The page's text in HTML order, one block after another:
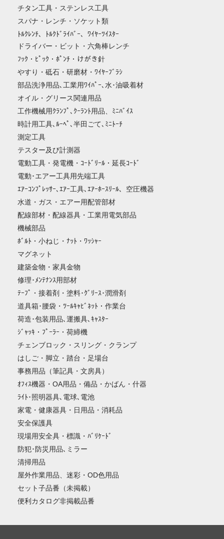
チタン工具・ステンレス工具
スパナ・レンチ・ソケット類
ﾄﾙｸﾚﾝﾁ、ﾄﾙｸﾄﾞﾗｲﾊﾞｰ、ﾜｲﾔｰﾂｲｽﾀｰ
ドライバー・ビット・六角棒レンチ
ﾌｯｸ・ﾋﾟｯｸ・ﾎﾟﾝﾁ・けがき針
やすり・砥石・研磨材・ﾜｲﾔｰﾌﾞﾗｼ
部品洗浄用品､工業用ﾜｲﾊﾟｰ､水･油吸着材
オイル・グリース関連用品
工作機械用ｸﾗﾝﾌﾟ､ｸｰﾗﾝﾄ用品、ﾐﾆﾊﾞｲｽ
時計用工具､ﾙｰﾍﾟ､半田ごて､ﾐﾆﾄｰﾁ
測定工具
テスター及び計測器
電動工具・発電機・ｺｰﾄﾞﾘｰﾙ・延長ｺｰﾄﾞ
電動･エアー工具用先端工具
ｴｱｰｺﾝﾌﾟﾚｯｻｰ､ｴｱｰ工具､ｴｱｰﾎｰｽﾘｰﾙ、空圧機器
水道・ガス・エアー用配管部材
配線部材・配線器具・工業用電気部品
機械部品
ﾎﾞﾙﾄ・小ねじ・ﾅｯﾄ・ﾜｯｼｬｰ
マグネット
建築金物・家具金物
修理･ﾒﾝﾃﾅﾝｽ用部材
ﾃｰﾌﾟ・接着剤・塗料･ｸﾞﾘｰｽ･潤滑剤
道具箱･腰袋・ﾂｰﾙｷｬﾋﾞﾈｯﾄ・作業台
荷造･包装用品､運搬具､ｷｬｽﾀｰ
ｼﾞｬｯｷ・ﾌﾟｰﾗｰ・荷締機
チェンブロック・スリング・クランプ
はしご・脚立・踏台・足場台
事務用品（筆記具・文房具）
ｵﾌｨｽ機器・OA用品・備品・かばん・什器
ﾗｲﾄ･照明器具､電球､電池
家電・健康器具・日用品・消耗品
安全保護具
現場用安全具・標識・ﾊﾞﾘｹｰﾄﾞ
防犯･防災用品､ミラー
清掃用品
屋外作業用品、迷彩・OD色用品
セット子品番（未掲載）
便利カタログ非掲載品番